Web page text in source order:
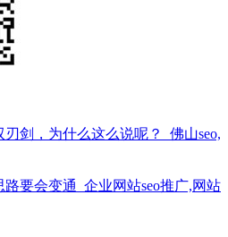
刃剑，为什么这么说呢？_佛山seo,
路要会变通_企业网站seo推广,网站